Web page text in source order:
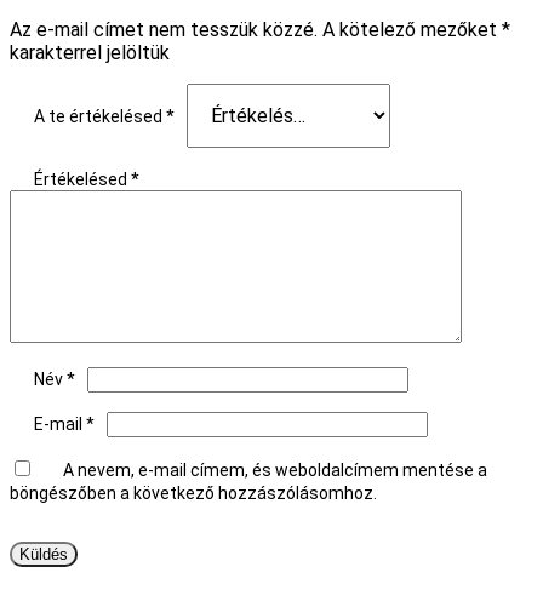
Az e-mail címet nem tesszük közzé. A kötelező mezőket *
karakterrel jelöltük
A te értékelésed *
Értékelésed *
Név*
E-mail *
A nevem, e-mail címem, és weboldalcímem mentése a
böngészőben a következő hozzászólásomhoz.